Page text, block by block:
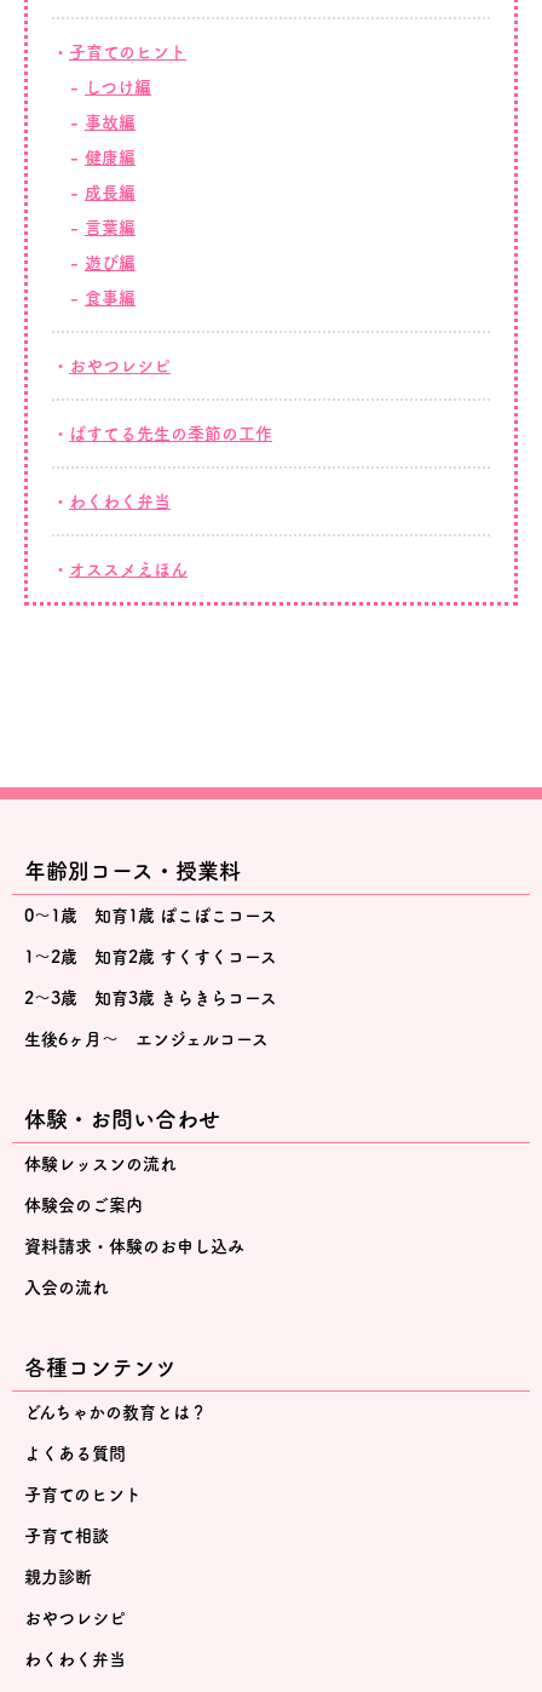
子育てのヒント
しつけ編
事故編
健康編
成長編
言葉編
遊び編
食事編
おやつレシピ
ぱすてる先生の季節の工作
わくわく弁当
オススメえほん
年齢別コース・授業料
0～1歳 知育1歳 ぽこぽこコース
1～2歳 知育2歳 すくすくコース
2～3歳 知育3歳 きらきらコース
生後6ヶ月～ エンジェルコース
体験・お問い合わせ
体験レッスンの流れ
体験会のご案内
資料請求・体験のお申し込み
入会の流れ
各種コンテンツ
どんちゃかの教育とは？
よくある質問
子育てのヒント
子育て相談
親力診断
おやつレシピ
わくわく弁当